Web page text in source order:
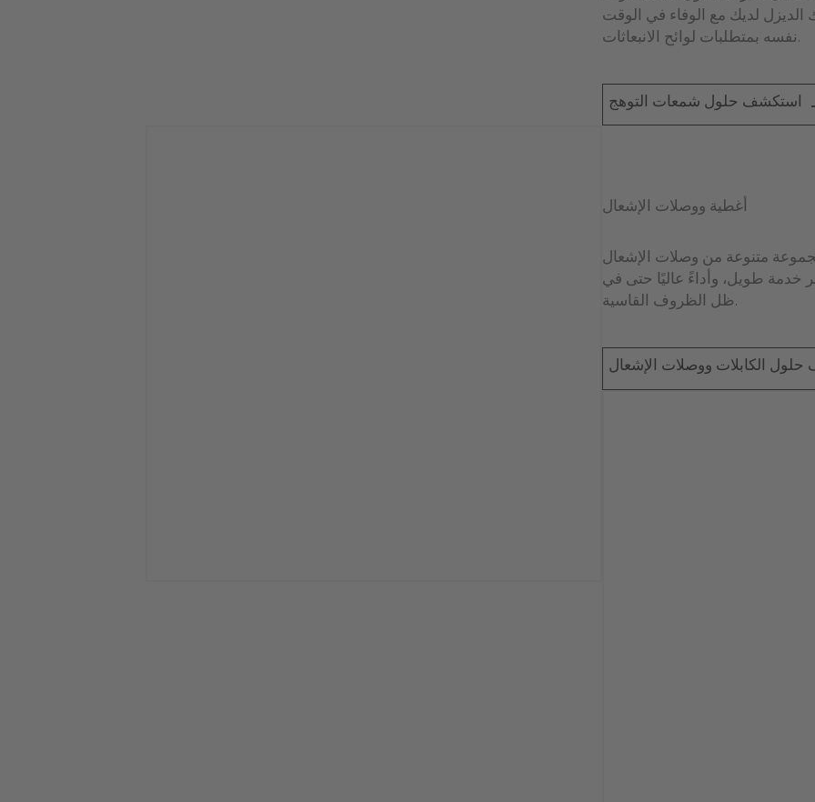
لديك مع الوفاء في الوقت
نفسه بمتطلبات لوائح الانبعاثات.
استكشف حلول شمعات التوهج
أغطية ووصلات الإشعال
متنوعة من وصلات الإشعال
خدمة طويل، وأداءً عاليًا حتى في
ظل الظروف القاسية.
الكابلات ووصلات الإشعال